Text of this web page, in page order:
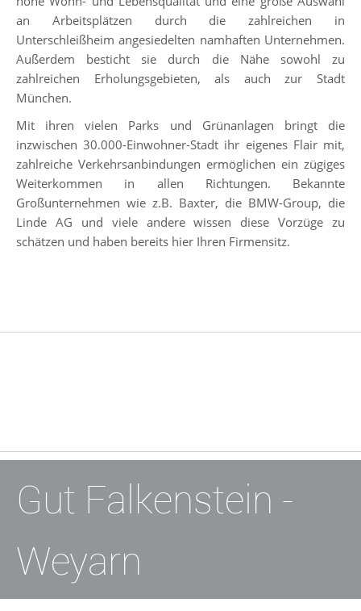
an Arbeitsplätzen durch die zahlreichen in
Unterschleißheim angesiedelten namhaften Unternehmen.
Außerdem besticht sie durch die Nähe sowohl zu
zahlreichen Erholungsgebieten, als auch zur Stadt
München.
Mit ihren vielen Parks und Grünanlagen bringt die
inzwischen 30.000-Einwohner-Stadt ihr eigenes Flair mit,
zahlreiche Verkehrsanbindungen ermöglichen ein zügiges
Weiterkommen in allen Richtungen. Bekannte
Großunternehmen wie z.B. Baxter, die BMW-Group, die
Linde AG und viele andere wissen diese Vorzüge zu
schätzen und haben bereits hier Ihren Firmensitz.
Gut Falkenstein -
Weyarn